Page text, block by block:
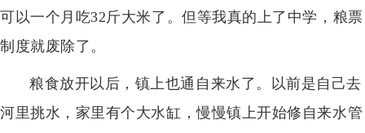
可以一个月吃32斤大米了。但等我真的上了中学，粮票
制度就废除了。
粮食放开以后，镇上也通自来水了。以前是自己去
河里挑水，家里有个大水缸，慢慢镇上开始修自来水管